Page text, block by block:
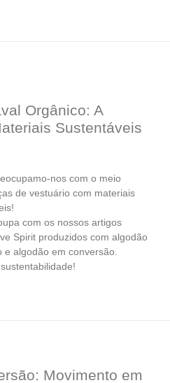
Orgânico: A
Sustentáveis
nos com o meio
de vestuário com materiais
com os nossos artigos
Spirit produzidos com algodão
e algodão em conversão.
Movimento em